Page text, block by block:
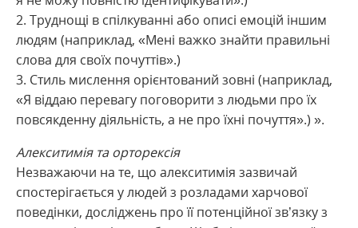
2. Труднощі в спілкуванні або описі емоцій іншим
людям (наприклад, «Мені важко знайти правильні
слова для своїх почуттів».)
3. Стиль мислення орієнтований зовні (наприклад,
«Я віддаю перевагу поговорити з людьми про їх
повсякденну діяльність, а не про їхні почуття».) ».
Алекситимія та орторексія
Незважаючи на те, що алекситимія зазвичай
спостерігається у людей з розладами харчової
поведінки, досліджень про її потенційної зв’язку з